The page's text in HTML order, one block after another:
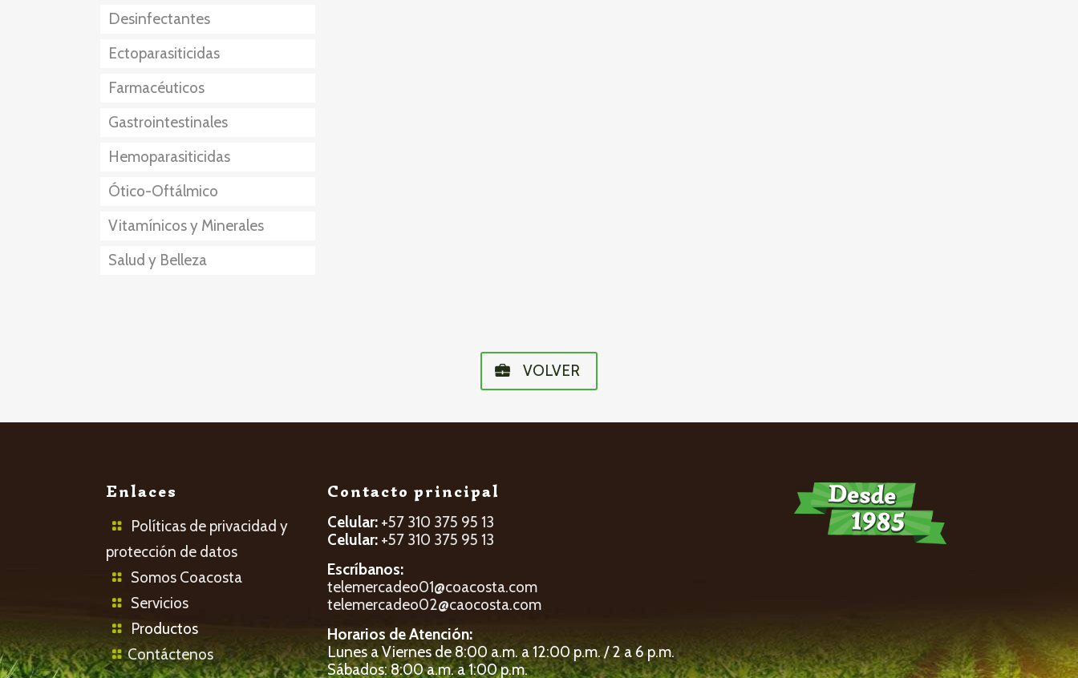
Desinfectantes
Ectoparasiticidas
Farmacéuticos
Anestésico-Sedante
Eutanásicos
Gastrointestinales
Hemoparasiticidas
Ótico-Oftálmico
Vitamínicos y Minerales
Salud y Belleza
VOLVER
Enlaces
Políticas de privacidad y
protección de datos
Somos Coacosta
Servicios
Productos
Contáctenos
Contacto principal
Celular: +57 310 375 95 13
Celular: +57 310 375 95 13
Escríbanos:
telemercadeo01@coacosta.com
telemercadeo02@caocosta.com
Horarios de Atención:
Lunes a Viernes de 8:00 a.m. a 12:00 p.m. / 2 a 6 p.m.
Sábados: 8:00 a.m. a 1:00 p.m.